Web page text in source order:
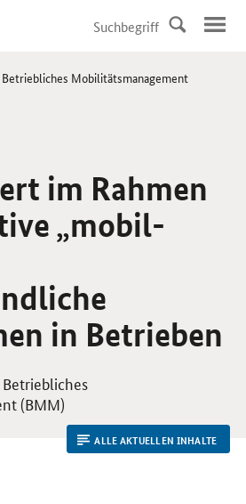
Mobilitätsmanagement
im Rahmen
„mobil-
in Betrieben
(BMM)
ALLE AKTUELLEN INHALTE